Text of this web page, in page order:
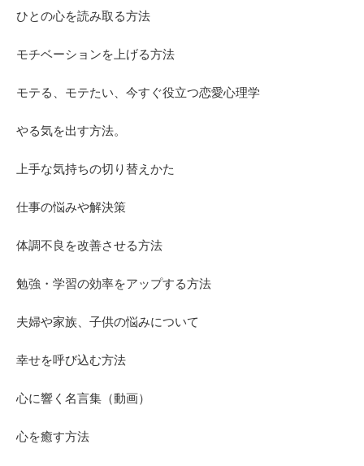
ひとの心を読み取る方法
モチベーションを上げる方法
モテる、モテたい、今すぐ役立つ恋愛心理学
やる気を出す方法。
上手な気持ちの切り替えかた
仕事の悩みや解決策
体調不良を改善させる方法
勉強・学習の効率をアップする方法
夫婦や家族、子供の悩みについて
幸せを呼び込む方法
心に響く名言集（動画）
心を癒す方法